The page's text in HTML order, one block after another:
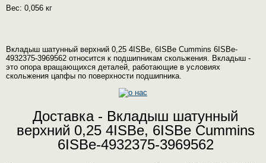
Вес: 0,056 кг
Вкладыш шатунный верхний 0,25 4ISBe, 6ISBe Cummins 6ISBe-
4932375-3969562 относится к подшипникам скольжения. Вкладыш -
это опора вращающихся деталей, работающие в условиях
скольжения цапфы по поверхности подшипника.
Доставка - Вкладыш шатунный
верхний 0,25 4ISBe, 6ISBe Cummins
6ISBe-4932375-3969562